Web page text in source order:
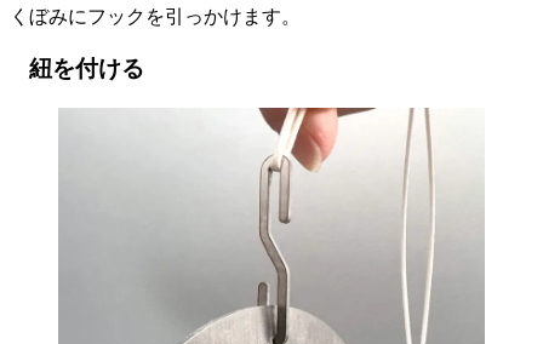
くぼみにフックを引っかけます。
紐を付ける